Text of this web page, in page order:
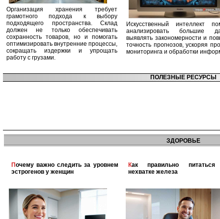
Организация хранения требует
грамотного подхода к выбору
подходящего пространства. Склад
должен не только обеспечивать
сохранность товаров, но и помогать
оптимизировать внутренние процессы,
сокращать издержки и упрощать
работу с грузами.
Искусственный интеллект
анализировать большие
выявлять закономерности и
точность прогнозов, ускоряя
мониторинга и обработки
ПОЛЕЗНЫЕ РЕСУРСЫ
ЗДОРОВЬЕ
Почему важно следить за уровнем
эстрогенов у женщин
Как правильно питаться при
нехватке железа